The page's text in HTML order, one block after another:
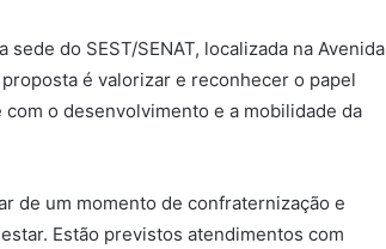
do SEST/SENAT, localizada na Avenida
é valorizar e reconhecer o papel
o desenvolvimento e a mobilidade da
de um momento de confraternização e
Estão previstos atendimentos com